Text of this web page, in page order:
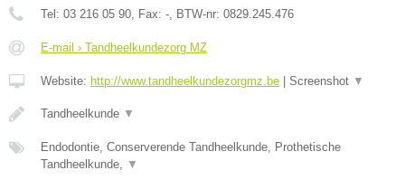
Tel: 03 216 05 90 , Fax: - , BTW-nr: 0829.245.476
E-mail › Tandheelkundezorg MZ
Website: http://www.tandheelkundezorgmz.be Screenshot ▼
Tandheelkunde ▼
Endodontie, Conserverende Tandheelkunde, Prothetische
Tandheelkunde,
▼